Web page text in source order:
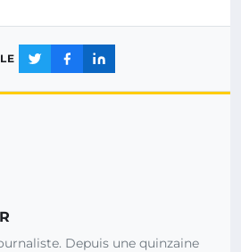
Depuis une quinzaine